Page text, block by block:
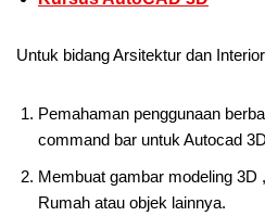
Untuk bidang Arsitektur dan
Pemahaman penggunaan
command bar untuk Autocad
Membuat gambar modeling 3D
Rumah atau objek lainnya.